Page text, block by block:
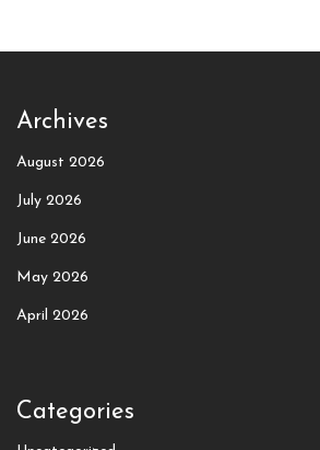
Archives
August 2026
July 2026
June 2026
May 2026
April 2026
Categories